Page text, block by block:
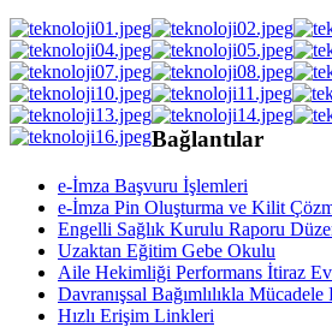
Bağlantılar
e-İmza Başvuru İşlemleri
e-İmza Pin Oluşturma ve Kilit
Engelli Sağlık Kurulu Raporu
Uzaktan Eğitim Gebe Okulu
Aile Hekimliği Performans İtiraz
Davranışsal Bağımlılıkla Mücadele
Hızlı Erişim Linkleri